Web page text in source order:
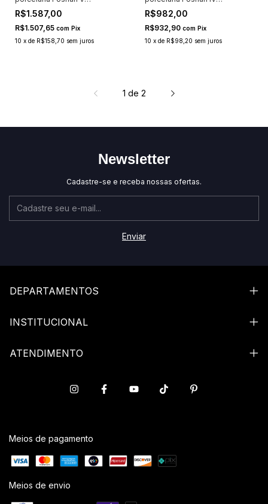
16x12x18cm
R$1.587,00
R$1.507,65 com Pix
10 x de R$158,70 sem juros
16x13x19cm
R$982,00
R$932,90 com Pix
10 x de R$98,20 sem juros
1 de 2
Newsletter
Cadastre-se e receba nossas ofertas.
DEPARTAMENTOS
INSTITUCIONAL
ATENDIMENTO
Meios de pagamento
Meios de envio